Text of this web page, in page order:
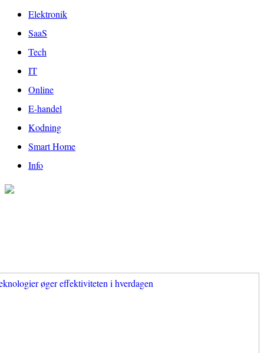
Elektronik
SaaS
Tech
IT
Online
E-handel
Kodning
Smart Home
Info